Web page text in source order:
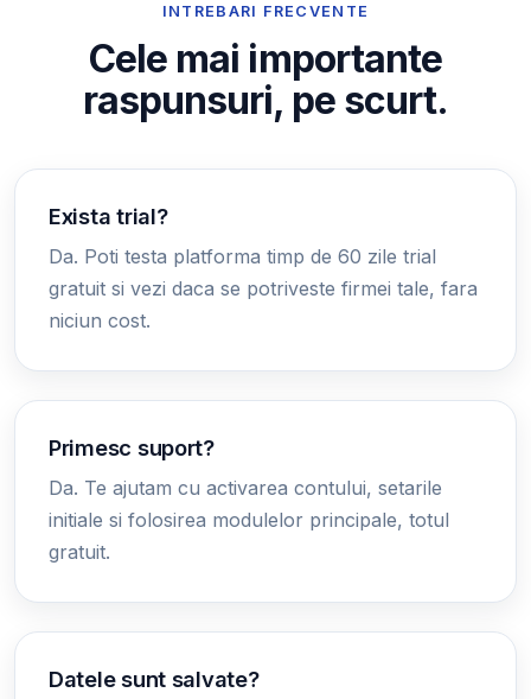
INTREBARI FRECVENTE
Cele mai importante
raspunsuri, pe scurt.
Exista trial?
Da. Poti testa platforma timp de 60 zile trial
gratuit si vezi daca se potriveste firmei tale, fara
niciun cost.
Primesc suport?
Da. Te ajutam cu activarea contului, setarile
initiale si folosirea modulelor principale, totul
gratuit.
Datele sunt salvate?